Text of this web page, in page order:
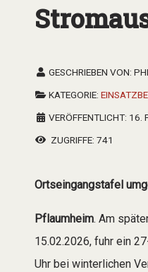
GESCHRIEBEN VON:
KATEGORIE:
VERÖFFENTLICHT: 16.
ZUGRIFFE: 741
Ortseingangstafel
Pflaumheim. Am
15.02.2026, fuhr ein
Uhr bei winterlichen